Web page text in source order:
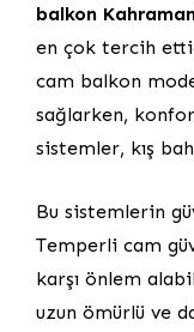
balkon
en çok tercih
cam balkon
sağlarken,
sistemler, kış
Bu sistemlerin
Temperli cam
karşı önlem
uzun ömürlü ve